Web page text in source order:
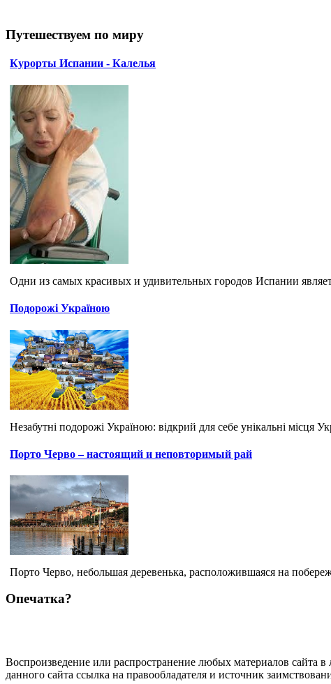
Путешествуем по миру
Курорты Испании - Калелья
Одни из самых красивых и удивительных городов Испании
Подорожі Україною
Незабутні подорожі Україною: відкрий для себе унікальні місця
Порто Черво – настоящий и неповторимый рай
Порто Черво, небольшая деревенька, расположившаяся на
Опечатка?
Воспроизведение или распространение любых материалов сайта
данного сайта ссылка на правообладателя и источник